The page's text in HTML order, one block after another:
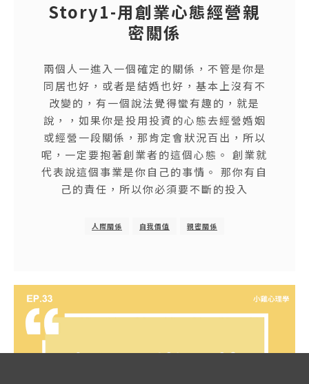
Story1-用創業心態經營親
密關係
兩個人一進入一個確定的關係，不管是你是
同居也好，或者是結婚也好，基本上沒有不
改變的，有一個說法覺得蠻有趣的，就是
說，，如果你是投用投資的心態去經營婚姻
或經營一段關係，那肯定會狀況百出，所以
呢，一定要抱著創業者的這個心態。 創業就
代表說這個事業是你自己的事情。 那你有自
己的責任，所以你必須要不斷的投入
人際關係 自我價值 親密關係